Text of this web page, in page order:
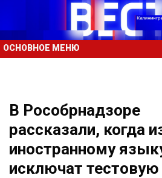
ОСНОВНОЕ МЕНЮ
В Рособрнадзоре
рассказали, когда
иностранному
исключат тестовую